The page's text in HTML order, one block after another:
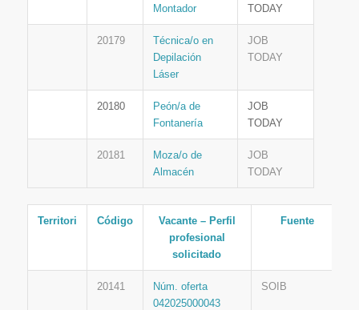
Montador TODAY
20179
Técnica/o en
Depilación
Láser
JOB
TODAY
20180
Peón/a de
Fontanería
JOB
TODAY
20181
Moza/o de
Almacén
JOB
TODAY
Territori Código
Vacante – Perfil
profesional
solicitado
Fuente
20141
Núm. oferta
042025000043
SOIB